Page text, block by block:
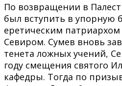
По возвращении в
был вступить в упорную
еретическим
Севиром. Сумев вновь
тенета ложных учений,
году смещения святого
кафедры. Тогда по